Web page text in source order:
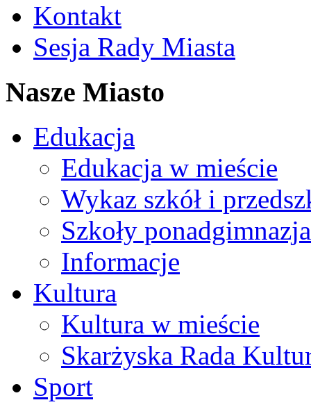
Kontakt
Sesja Rady Miasta
Nasze Miasto
Edukacja
Edukacja w mieście
Wykaz szkół i
Szkoły
Informacje
Kultura
Kultura w mieście
Skarżyska Rada
Sport